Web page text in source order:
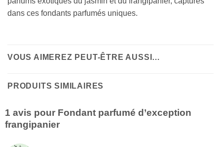
dans ces fondants parfumés uniques.
VOUS AIMEREZ PEUT-ÊTRE AUSSI…
PRODUITS SIMILAIRES
1 avis pour Fondant parfumé d’exception
frangipanier